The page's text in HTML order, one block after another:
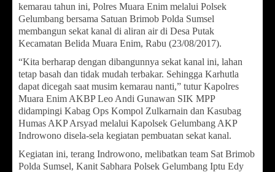
kemarau tahun ini, Polres Muara Enim melalui Polsek
Gelumbang bersama Satuan Brimob Polda Sumsel
membangun sekat kanal di aliran air di Desa Putak
Kecamatan Belida Muara Enim, Rabu (23/08/2017).
“Kita berharap dengan dibangunnya sekat kanal ini, lahan
tetap basah dan tidak mudah terbakar. Sehingga Karhutla
dapat dicegah saat musim kemarau nanti,” tutur Kapolres
Muara Enim AKBP Leo Andi Gunawan SIK MPP
didampingi Kabag Ops Kompol Zulkarnain dan Kasubag
Humas AKP Arsyad melalui Kapolsek Gelumbang AKP
Indrowono disela-sela kegiatan pembuatan sekat kanal.
Kegiatan ini, terang Indrowono, melibatkan team Sat Brimob
Polda Sumsel, Kanit Sabhara Polsek Gelumbang Iptu Edy